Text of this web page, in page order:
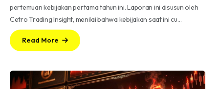
pertemuan kebijakan pertama tahun ini. Laporan ini disusun oleh
Cetro Trading Insight, menilai bahwa kebijakan saat ini cu…
Read More